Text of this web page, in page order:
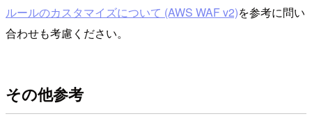
ルールのカスタマイズについて (AWS WAF v2)を参考に問い
合わせも考慮ください。
その他参考